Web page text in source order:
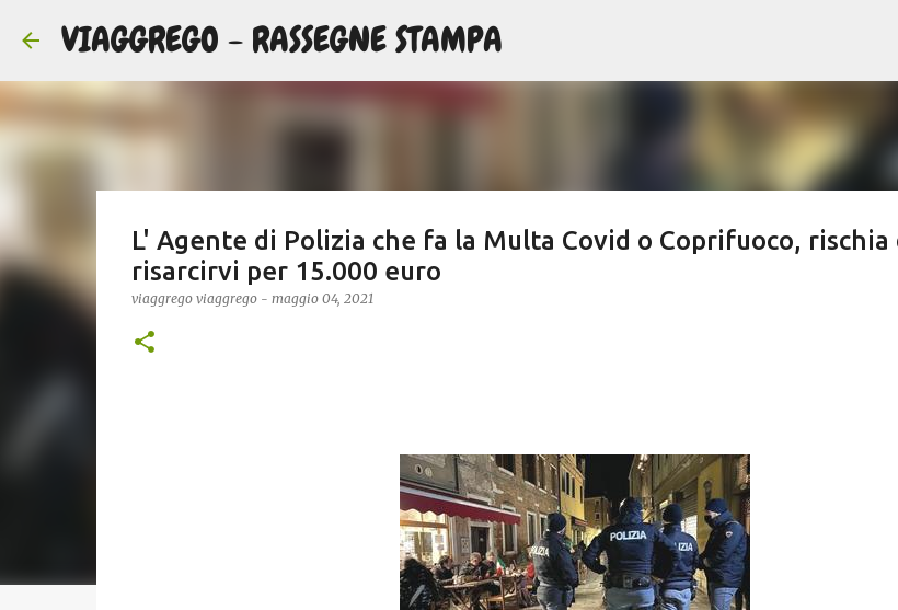
VIAGGREGO - RASSEGNE STAMPA
L' Agente di Polizia che fa la Multa Covid o Coprifuoco, rischia
risarcirvi per 15.000 euro
viaggrego viaggrego - maggio 04, 2021